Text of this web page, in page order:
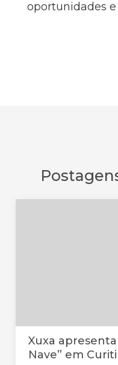
oportunidades e
Xuxa
Nave” em